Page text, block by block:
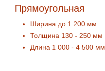
Прямоугольная
Ширина до 1 200 мм
Толщина 130 - 250 мм
Длина 1 000 - 4 500 мм